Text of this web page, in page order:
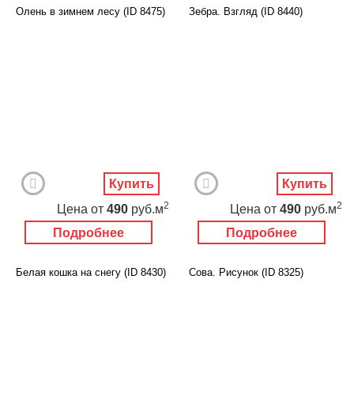
Олень в зимнем лесу (ID 8475)
Подробнее
Цена от 490 руб.м2
Купить
Зебра. Взгляд (ID 8440)
Подробнее
Цена от 490 руб.м2
Купить
Белая кошка на снегу (ID 8430) Сова. Рисунок (ID 8325)